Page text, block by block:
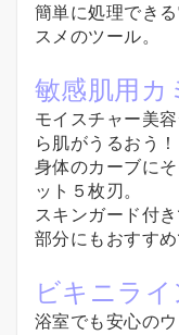
簡単に処理でき
スメのツール。
敏感肌用カ
モイスチャー美
ら肌がうるおう！
身体のカーブに
ット５枚刃。
スキンガード付
部分にもおすすめ
ビキニラ
浴室でも安心の